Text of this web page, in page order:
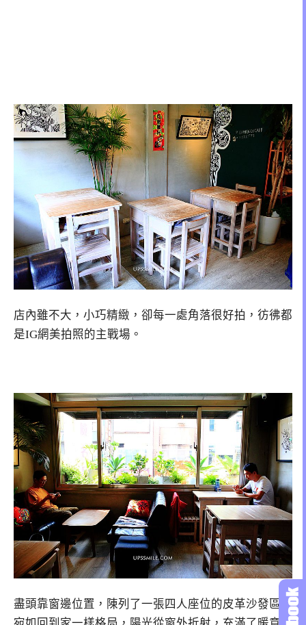
店內雖不大，小巧精緻，卻每一處角落很好拍，彷彿都
是IG網美拍照的主戰場。
盡頭靠窗邊位置，陳列了一張四人座位的皮革沙發區，